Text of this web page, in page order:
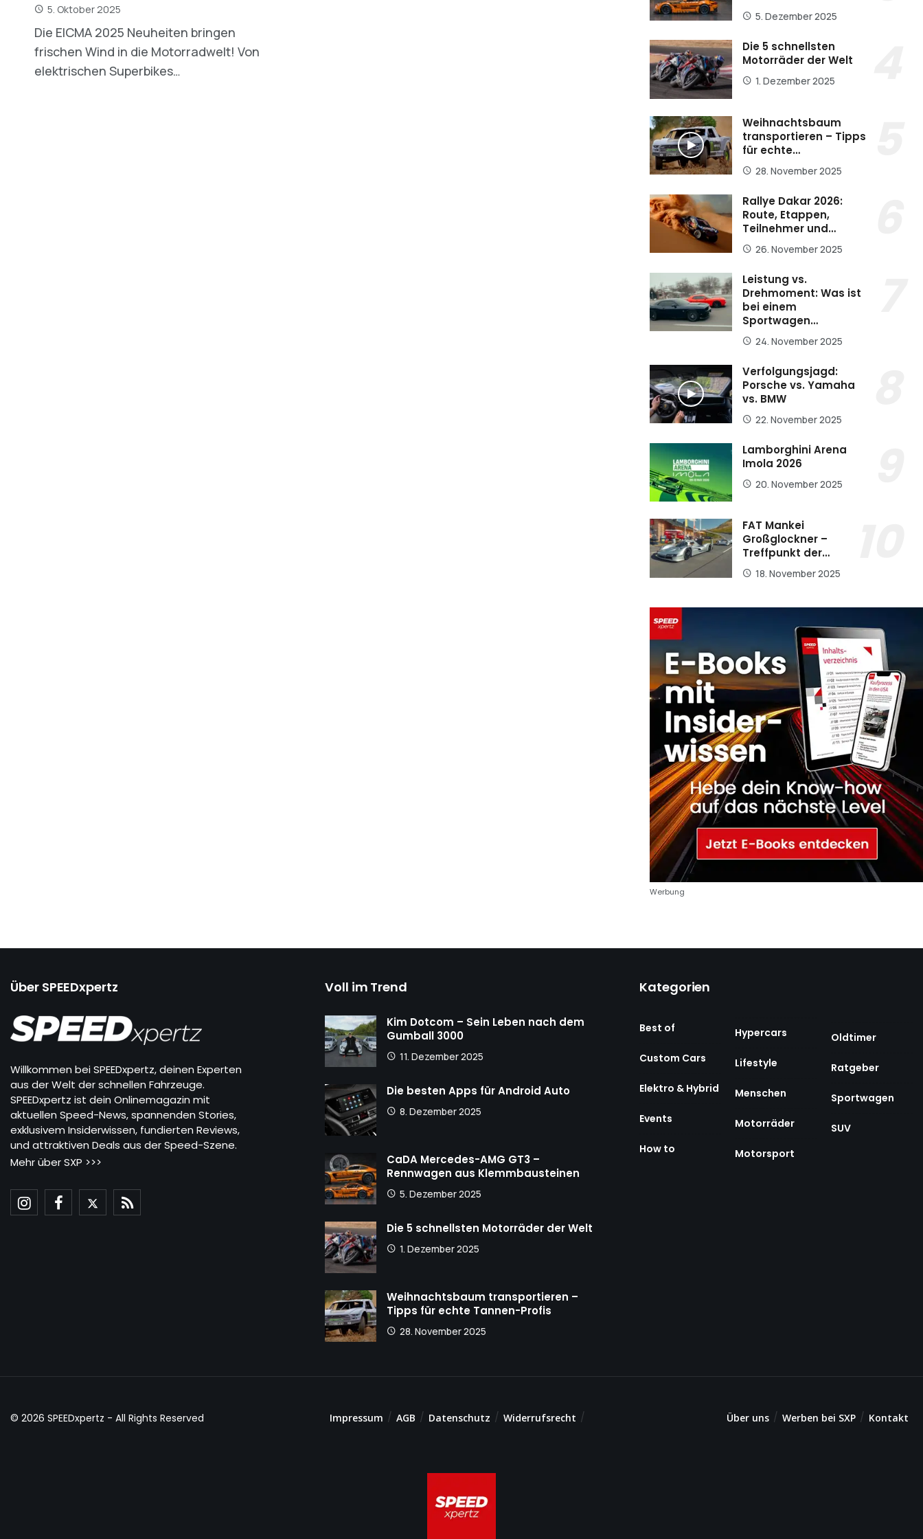
5. Oktober 2025
Die EICMA 2025 Neuheiten bringen
frischen Wind in die Motorradwelt! Von
elektrischen Superbikes…
5. Dezember 2025
Die 5 schnellsten
Motorräder der Welt
1. Dezember 2025
Weihnachtsbaum
transportieren – Tipps
für echte…
28. November 2025
Rallye Dakar 2026:
Route, Etappen,
Teilnehmer und…
26. November 2025
Leistung vs.
Drehmoment: Was ist
bei einem
Sportwagen…
24. November 2025
Verfolgungsjagd:
Porsche vs. Yamaha
vs. BMW
22. November 2025
Lamborghini Arena
Imola 2026
20. November 2025
FAT Mankei
Großglockner –
Treffpunkt der…
18. November 2025
Werbung
Über SPEEDxpertz
Willkommen bei SPEEDxpertz, deinen Experten
aus der Welt der schnellen Fahrzeuge.
SPEEDxpertz ist dein Onlinemagazin mit
aktuellen Speed-News, spannenden Stories,
exklusivem Insiderwissen, fundierten Reviews,
und attraktiven Deals aus der Speed-Szene.
Mehr über SXP >>>
Voll im Trend
Kim Dotcom – Sein Leben nach dem
Gumball 3000
11. Dezember 2025
Die besten Apps für Android Auto
8. Dezember 2025
CaDA Mercedes-AMG GT3 –
Rennwagen aus Klemmbausteinen
5. Dezember 2025
Die 5 schnellsten Motorräder der Welt
1. Dezember 2025
Weihnachtsbaum transportieren –
Tipps für echte Tannen-Profis
28. November 2025
Kategorien
Best of
Custom Cars
Elektro & Hybrid
Events
How to
Hypercars
Lifestyle
Menschen
Motorräder
Motorsport
Oldtimer
Ratgeber
Sportwagen
SUV
© 2026 SPEEDxpertz - All Rights Reserved Impressum AGB Datenschutz Widerrufsrecht Über uns Werben bei SXP Kontakt